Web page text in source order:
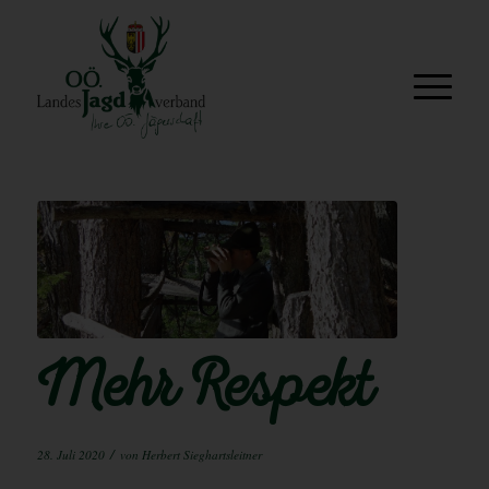
Mehr Respekt
28. Juli 2020 / von Herbert Sieghartsleitner